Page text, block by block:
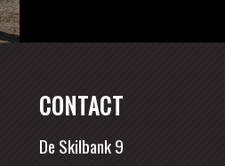
CONTACT
De Skilbank 9